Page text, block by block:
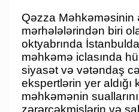
Qəzza Məhkəməsinin
mərhələlərindən biri
oktyabrında
məhkəmə iclasında
siyasət və vətəndaş
ekspertlərin yer aldığı
məhkəmənin